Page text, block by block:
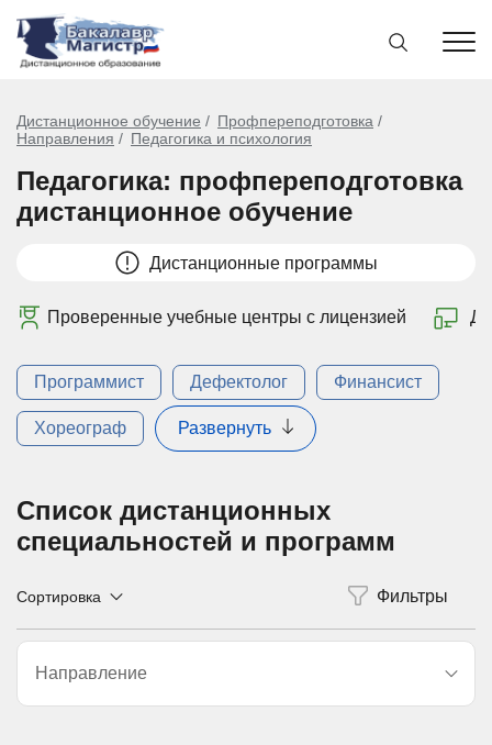
Дистанционное обучение
Профпереподготовка
Направления
Педагогика и психология
Педагогика: профпереподготовка
дистанционное обучение
Дистанционные программы
Проверенные учебные центры с лицензией
Программист Дефектолог Финансист
Хореограф Развернуть
Список дистанционных
специальностей и программ
Направление
Сортировка